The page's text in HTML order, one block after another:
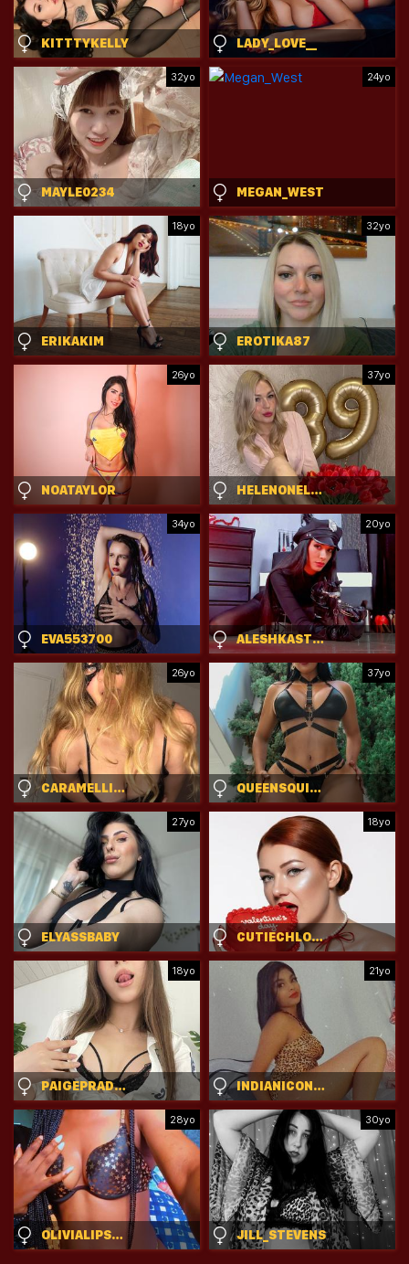
KITTTYKELLY LADY_LOVE__
32yo
MAYLE0234
24yo
MEGAN_WEST
18yo
ERIKAKIM
32yo
EROTIKA87
26yo
NOATAYLOR
37yo
HELENONELOVE
34yo
EVA553700
20yo
ALESHKASTONES
26yo
CARAMELLITTAGREEN
37yo
QUEENSQUIRTS
27yo
ELYASSBABY
18yo
CUTIECHLOEHOT1
18yo
PAIGEPRADOO
21yo
INDIANICONNEW
28yo
OLIVIALIPS696
30yo
JILL_STEVENS